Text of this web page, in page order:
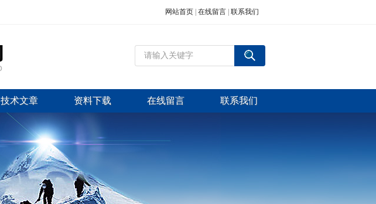
网站首页 在线留言 联系我们
技术文章 资料下载 在线留言 联系我们